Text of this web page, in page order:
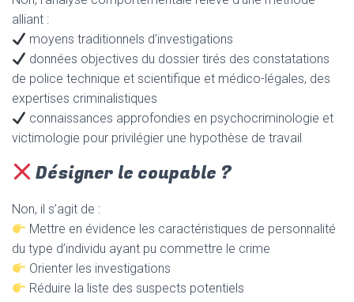
alliant :
moyens traditionnels d’investigations
données objectives du dossier tirés des constatations
de police technique et scientifique et médico-légales, des
expertises criminalistiques
connaissances approfondies en psychocriminologie et
victimologie pour privilégier une hypothèse de travail
Désigner le coupable ?
Non, il s’agit de :
Mettre en évidence les caractéristiques de personnalité
du type d’individu ayant pu commettre le crime
Orienter les investigations
Réduire la liste des suspects potentiels